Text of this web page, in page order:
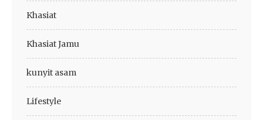
Khasiat
Khasiat Jamu
kunyit asam
Lifestyle